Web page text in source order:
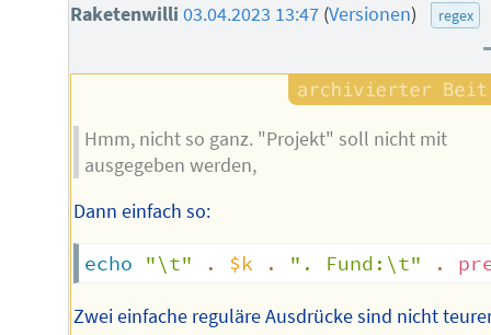
Raketenwilli03.04.2023 13:47 (Versionen) regex
Hmm, nicht so ganz. "Projekt" soll nicht mit
ausgegeben werden,
Dann einfach so:
echo "\t" . $k . ". Fund:\t" .
Zwei einfache reguläre Ausdrücke sind nicht